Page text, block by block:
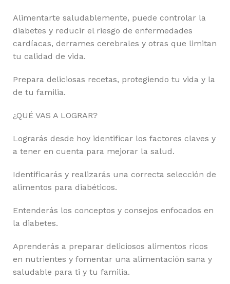
Alimentarte saludablemente, puede controlar la
diabetes y reducir el riesgo de enfermedades
cardíacas, derrames cerebrales y otras que limitan
tu calidad de vida.
Prepara deliciosas recetas, protegiendo tu vida y la
de tu familia.
¿QUÉ VAS A LOGRAR?
Lograrás desde hoy identificar los factores claves y
a tener en cuenta para mejorar la salud.
Identificarás y realizarás una correcta selección de
alimentos para diabéticos.
Entenderás los conceptos y consejos enfocados en
la diabetes.
Aprenderás a preparar deliciosos alimentos ricos
en nutrientes y fomentar una alimentación sana y
saludable para ti y tu familia.